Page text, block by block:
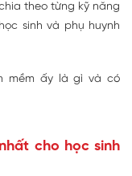
theo từng kỹ năng
sinh và phụ huynh
mềm ấy là gì và có
cho học sinh